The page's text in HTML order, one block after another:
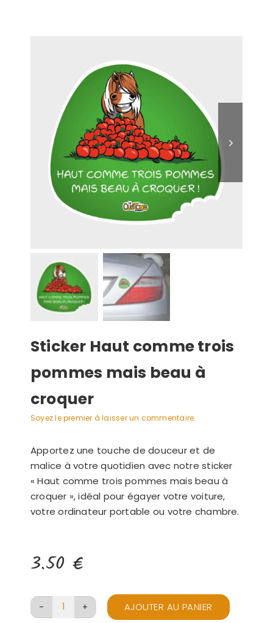
Sticker Haut comme trois
pommes mais beau à
croquer
Soyez le premier à laisser un commentaire.
Apportez une touche de douceur et de
malice à votre quotidien avec notre sticker
« Haut comme trois pommes mais beau à
croquer », idéal pour égayer votre voiture,
votre ordinateur portable ou votre chambre.
3.50€
quantité
AJOUTER AU PANIER